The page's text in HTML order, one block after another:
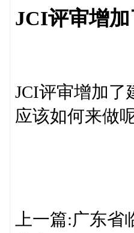
JCI评审增
JCI评审增加了
应该如何来做
上一篇:广东